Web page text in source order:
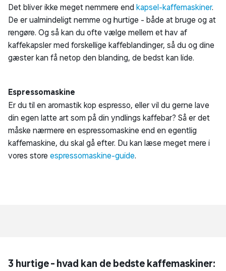
Det bliver ikke meget nemmere end kapsel-kaffemaskiner.
De er ualmindeligt nemme og hurtige - både at bruge og at
rengøre. Og så kan du ofte vælge mellem et hav af
kaffekapsler med forskellige kaffeblandinger, så du og dine
gæster kan få netop den blanding, de bedst kan lide.
Espressomaskine
Er du til en aromastik kop espresso, eller vil du gerne lave
din egen latte art som på din yndlings kaffebar? Så er det
måske nærmere en espressomaskine end en egentlig
kaffemaskine, du skal gå efter. Du kan læse meget mere i
vores store espressomaskine-guide.
3 hurtige - hvad kan de bedste kaffemaskiner: